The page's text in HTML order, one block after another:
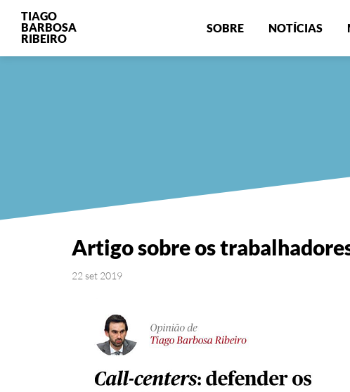
TIAGO
BARBOSA
RIBEIRO
SOBRE NOTÍCIAS
Artigo sobre os
22 set 2019